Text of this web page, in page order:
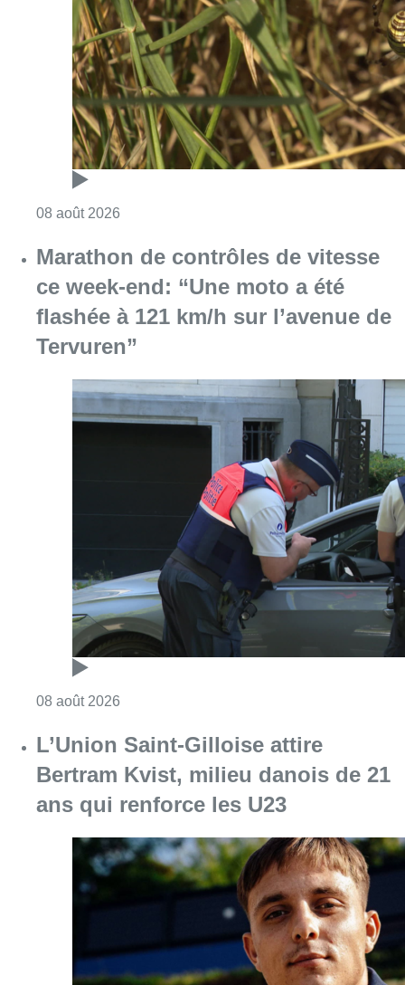
Marathon de contrôles de vitesse
ce week-end: “Une moto a été
flashée à 121 km/h sur l’avenue de
Tervuren”
Consulter l'article "Marathon de contrôles
L’Union Saint-Gilloise attire
Bertram Kvist, milieu danois de 21
ans qui renforce les U23
08 août 2026 Consulter l'article "L’Union Saint-Gilloise
Facebook
TwitterWhatsApp
Share